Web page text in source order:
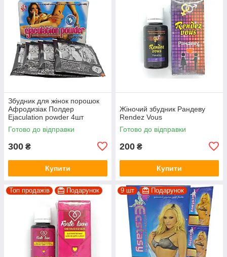
Збудник для жінок порошок
Афродизіак Полдер
Ejaculation powder 4шт
Готово до відправки
300 ₴
Купити
Жіночий збудник Рандеву
Rendez Vous
Готово до відправки
200 ₴
Купити
Топ продажів Подарунок 9 шт Подарунок